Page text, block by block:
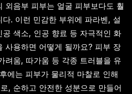
외음부 피부는 얼굴 피부보다도 훨
. 이런 민감한 부위에 파라벤, 설
색소, 인공 향료 등 자극적인 화
사용하면 어떻게 될까요? 피부 장
려움, 따가움 등 각종 트러블을 유
에는 피부가 물리적 마찰로 인해
, 순하고 안전한 성분으로 만들어